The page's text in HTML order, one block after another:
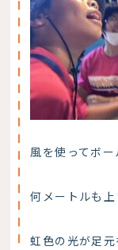
風を使ってボ
何メートルも上
虹色の光が足元